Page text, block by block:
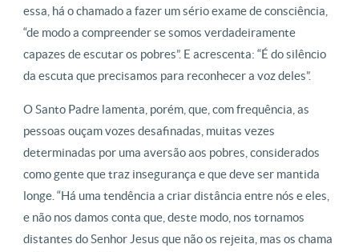
essa, há o chamado a fazer um sério exame de consciência,
“de modo a compreender se somos verdadeiramente
capazes de escutar os pobres”. E acrescenta: “É do silêncio
da escuta que precisamos para reconhecer a voz deles”.
O Santo Padre lamenta, porém, que, com frequência, as
pessoas ouçam vozes desafinadas, muitas vezes
determinadas por uma aversão aos pobres, considerados
como gente que traz insegurança e que deve ser mantida
longe. “Há uma tendência a criar distância entre nós e eles,
e não nos damos conta que, deste modo, nos tornamos
distantes do Senhor Jesus que não os rejeita, mas os chama